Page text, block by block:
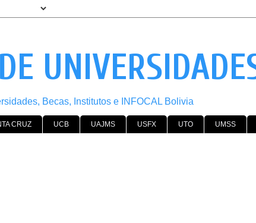
Becas, Institutos e INFOCAL Bolivia
CRUZ UCB UAJMS USFX UTO UMSS